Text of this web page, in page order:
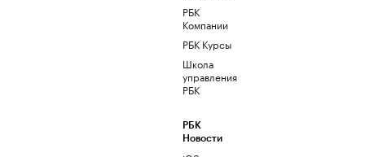
РБК
Компании
РБК Курсы
Школа
управления
РБК
РБК
Новости